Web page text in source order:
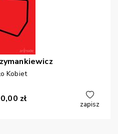
Kobiet
zł
zapisz